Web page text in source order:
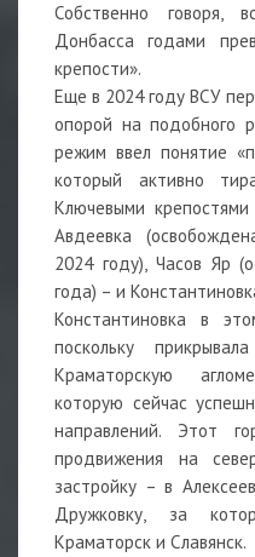
Собственно говоря,
Донбасса годами
крепости».
Еще в 2024 году ВСУ
опорой на подобного
режим ввел понятие
который активно
Ключевыми
Авдеевка
2024 году), Часов Яр
года) – и
Константиновка в
поскольку
Краматорскую
которую сейчас
направлений. Этот
продвижения на
застройку – в
Дружковку, за
Краматорск и Славянск.